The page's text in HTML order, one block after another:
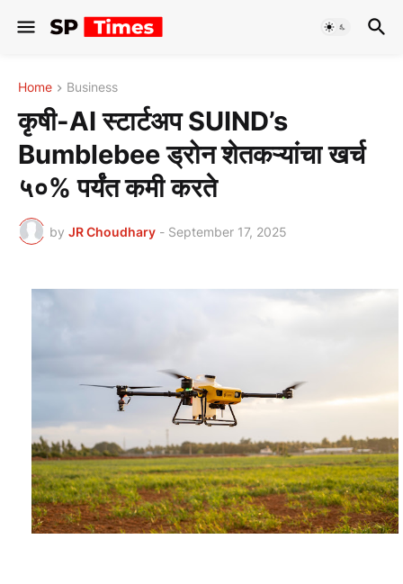
Home Business
कृषी-AI स्टार्टअप SUIND’s
Bumblebee ड्रोन शेतकऱ्यांचा खर्च
५०% पर्यंत कमी करते
by JR Choudhary - September 17, 2025